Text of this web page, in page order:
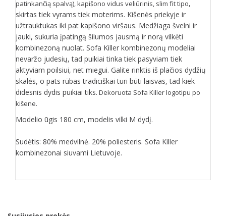
patinkančią spalvą), kapišono vidus veliūrinis, slim fit tipo,
skirtas tiek vyrams tiek moterims. Kišenės priekyje ir
užtrauktukas iki pat kapišono viršaus. Medžiaga švelni ir
jauki, sukuria įpatingą šilumos jausmą ir norą vilkėti
kombinezoną nuolat. Sofa Killer kombinezonų modeliai
nevaržo judesių, tad puikiai tinka tiek pasyviam tiek
aktyviam poilsiui, net miegui. Galite rinktis iš plačios dydžių
skalės, o pats rūbas tradiciškai turi būti laisvas, tad kiek
didesnis dydis puikiai tiks. Dekoruota Sofa Killer logotipu po
kišene.
Modelio ūgis 180 cm, modelis vilki M dydį.
Sudėtis: 80% medvilnė. 20% poliesteris. Sofa Killer
kombinezonai siuvami Lietuvoje.